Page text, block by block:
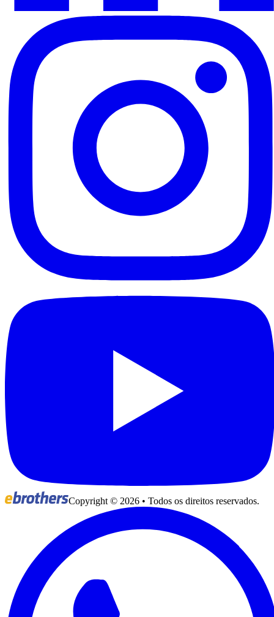
Copyright © 2026 • Todos os direitos reservados.